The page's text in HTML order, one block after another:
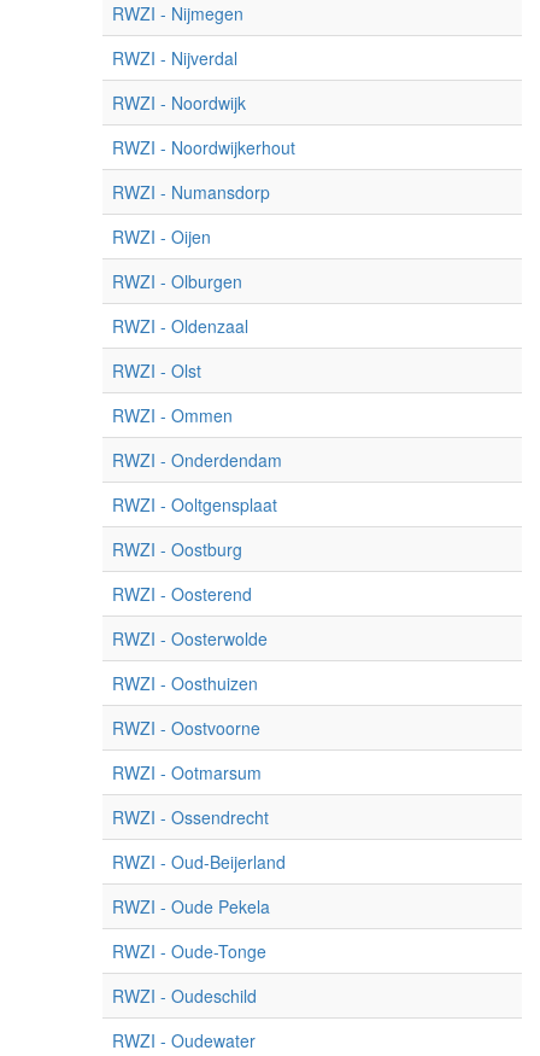
RWZI - Nijmegen
RWZI - Nijverdal
RWZI - Noordwijk
RWZI - Noordwijkerhout
RWZI - Numansdorp
RWZI - Oijen
RWZI - Olburgen
RWZI - Oldenzaal
RWZI - Olst
RWZI - Ommen
RWZI - Onderdendam
RWZI - Ooltgensplaat
RWZI - Oostburg
RWZI - Oosterend
RWZI - Oosterwolde
RWZI - Oosthuizen
RWZI - Oostvoorne
RWZI - Ootmarsum
RWZI - Ossendrecht
RWZI - Oud-Beijerland
RWZI - Oude Pekela
RWZI - Oude-Tonge
RWZI - Oudeschild
RWZI - Oudewater